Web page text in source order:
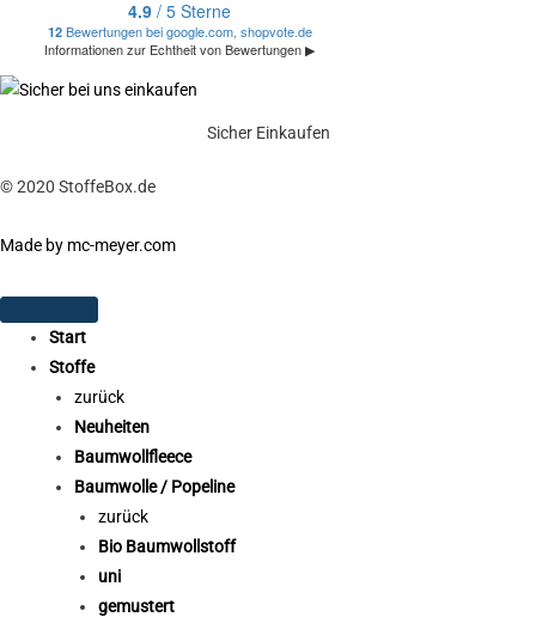
Sicher Einkaufen
© 2020 StoffeBox.de
Made by mc-meyer.com
Start
Stoffe
zurück
Neuheiten
Baumwollfleece
Baumwolle / Popeline
zurück
Bio Baumwollstoff
uni
gemustert